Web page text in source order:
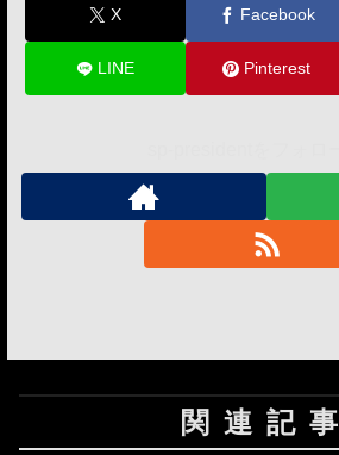
X Facebook
LINE Pinterest
関連記事